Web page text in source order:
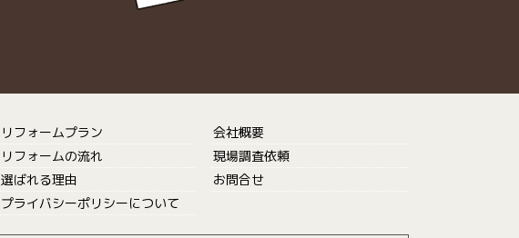
リフォームプラン
リフォームの流れ
選ばれる理由
プライバシーポリシーについて
会社概要
現場調査依頼
お問合せ